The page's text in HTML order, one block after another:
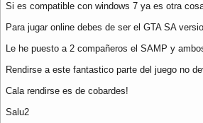
Si es compatible con windows 7 ya es otra
Para jugar online debes de ser el GTA SA
Le he puesto a 2 compañeros el SAMP y
Rendirse a este fantastico parte del juego no
Cala rendirse es de cobardes!
Salu2